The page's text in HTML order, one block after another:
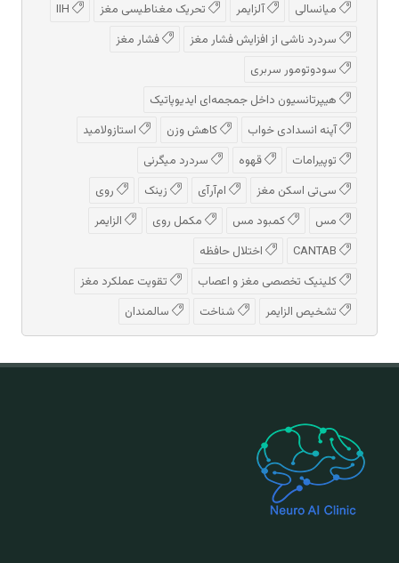
میانسالی
آلزایمر تحریک مغناطیسی مغز
سردرد ناشی از افزایش فشار مغز
فشار مغز
سودوتومور سربری
هیپرتانسیون داخل جمجمه‌ای ایدیوپاتیک
آپنه انسدادی خواب
کاهش وزن
استازولامید
توپیرامات
قهوه
سردرد میگرنی
سی‌تی اسکن مغز
ام‌آر‌آی زینک
روی
مس
کمبود مس مکمل روی
الزایمر
اختلال حافظه
کلینیک تخصصی مغز و اعصاب
تقویت عملکرد مغز
تشخیص الزایمر
شناخت سالمندان